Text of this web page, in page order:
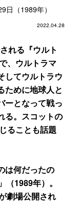
日（1989年）
2022.04.28
れる『ウルト
、ウルトラマ
してウルトラウ
ために地球人と
ーとなって戦っ
る。スコットの
ることも話題
は何だったの
1989年）。
劇場公開され